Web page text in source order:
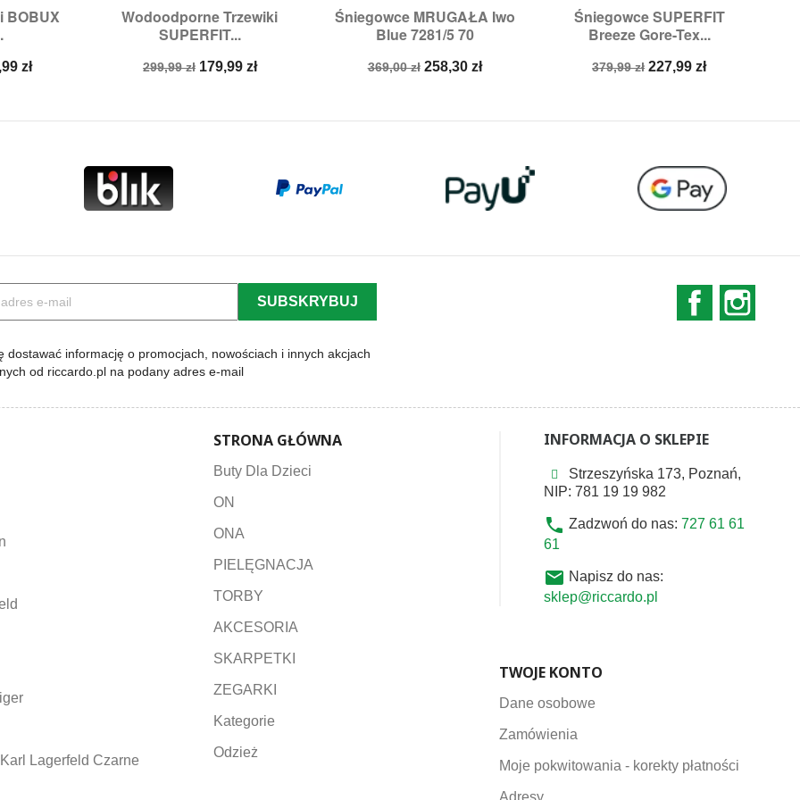
BOBUX
zł
26
Wodoodporne Trzewiki
SUPERFIT...
Cena
299,99 zł Cena
179,99 zł
Szybki podgląd
Rozmiary:23,26
Śniegowce MRUGAŁA Iwo
Blue 7281/5 70
Cena
369,00 zł Cena
258,30 zł
Szybki podgląd
Rozmiary:26,27
Śniegowce SUPERFIT
Breeze Gore-Tex...
Cena
379,99 zł Cena
227,99 zł
Szybki podgląd
Rozmiary:24,28,29,30
dostawać informację o promocjach, nowościach i innych akcjach
od riccardo.pl na podany adres e-mail
Facebook
Lagerfeld Czarne
STRONA GŁÓWNA
Buty Dla Dzieci
ON
ONA
PIELĘGNACJA
TORBY
AKCESORIA
SKARPETKI
ZEGARKI
Kategorie
Odzież
INFORMACJA O SKLEPIE
Strzeszyńska 173, Poznań,
NIP: 781 19 19 982
phone Zadzwoń do nas: 727 61 61
61
email Napisz do nas:
sklep@riccardo.pl
TWOJE KONTO
Dane osobowe
Zamówienia
Moje pokwitowania - korekty płatności